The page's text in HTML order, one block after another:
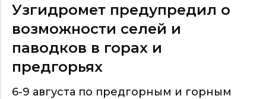
Узгидромет предупредил о
возможности селей и
паводков в горах и
предгорьях
6-9 августа по предгорным и горным